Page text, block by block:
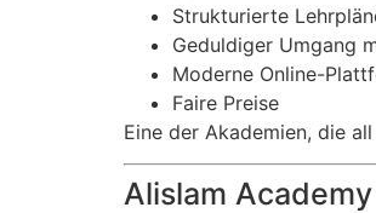
Strukturierte
Geduldiger Umgang
Moderne Online-
Faire Preise
Eine der Akademien, die
Alislam